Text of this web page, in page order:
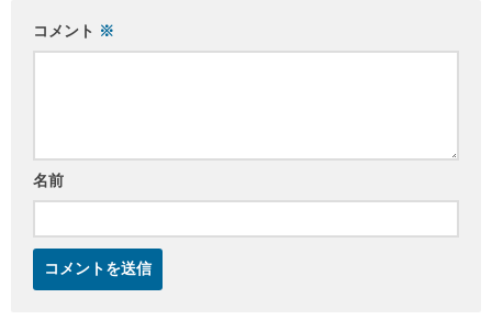
コメント ※
名前